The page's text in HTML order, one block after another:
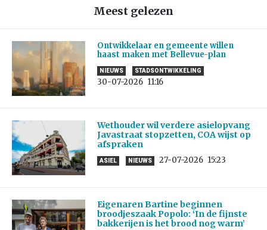
Meest gelezen
Ontwikkelaar en gemeente willen
haast maken met Bellevue-plan
NIEUWS STADSONTWIKKELING
30-07-2026 11:16
Wethouder wil verdere asielopvang
Javastraat stopzetten, COA wijst op
afspraken
ASIEL NIEUWS 27-07-2026 15:23
Eigenaren Bartine beginnen
broodjeszaak Popolo: ‘In de fijnste
bakkerijen is het brood nog warm’